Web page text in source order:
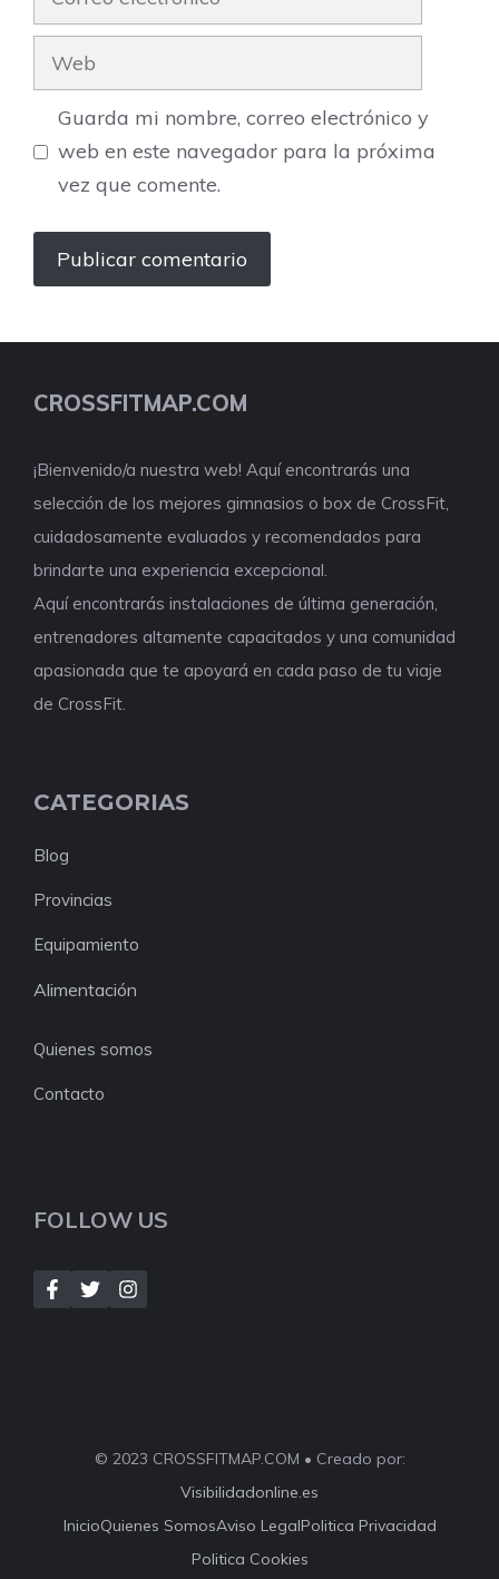
electrónico
Web
Guarda mi nombre, correo electrónico y
web en este navegador para la próxima
vez que comente.
CROSSFITMAP.COM
¡Bienvenido/a nuestra web! Aquí encontrarás una
selección de los mejores gimnasios o box de CrossFit,
cuidadosamente evaluados y recomendados para
brindarte una experiencia excepcional.
Aquí encontrarás instalaciones de última generación,
entrenadores altamente capacitados y una comunidad
apasionada que te apoyará en cada paso de tu viaje
de CrossFit.
CATEGORIAS
Blog
Provincias
Equipamiento
Alimentación
Quienes somos
Contacto
FOLLOW US
© 2023 CROSSFITMAP.COM • Creado por:
Visibilidadonline.es
InicioQuienes SomosAviso LegalPolitica Privacidad
Politica Cookies